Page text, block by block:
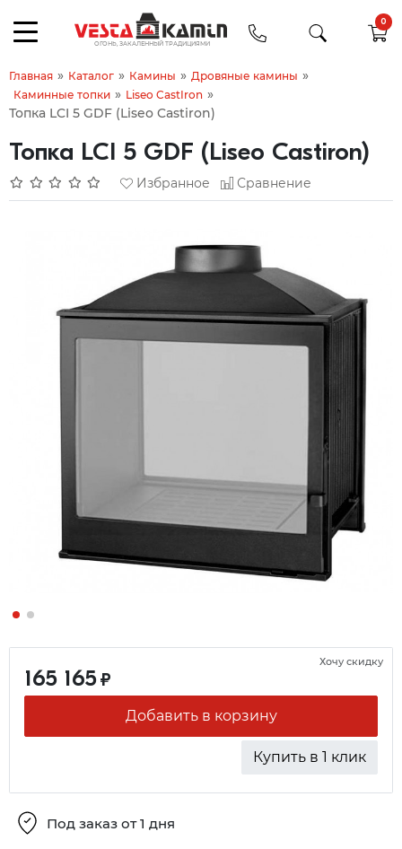
0
Главная » Каталог » Камины » Дровяные камины »
Каминные топки » Liseo CastIron »
Топка LCI 5 GDF (Liseo Castiron)
Топка LCI 5 GDF (Liseo Castiron)
Избранное Сравнение
165 165₽
Добавить в корзину
Купить в 1 клик
Хочу скидку
Под заказ от 1 дня